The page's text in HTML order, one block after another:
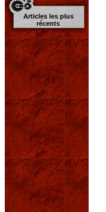
Articles les plus
récents